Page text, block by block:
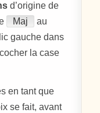
d’origine de
Maj
au
gauche dans
la case
en tant que
se fait, avant